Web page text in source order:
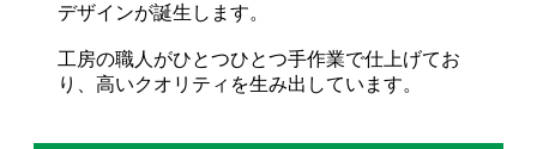
デザインが誕生します。
工房の職人がひとつひとつ手作業で仕上げてお
り、高いクオリティを生み出しています。